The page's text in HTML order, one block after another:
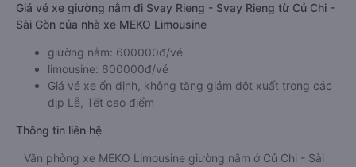
Giá vé xe giường nằm đi Svay Rieng - Svay Rieng từ Củ Chi -
Sài Gòn của nhà xe MEKO Limousine
giường nằm: 600000đ/vé
limousine: 600000đ/vé
Giá vé xe ổn định, không tăng giảm đột xuất trong các
dịp Lễ, Tết cao điểm
Thông tin liên hệ
Văn phòng xe MEKO Limousine giường nằm ở Củ Chi - Sài